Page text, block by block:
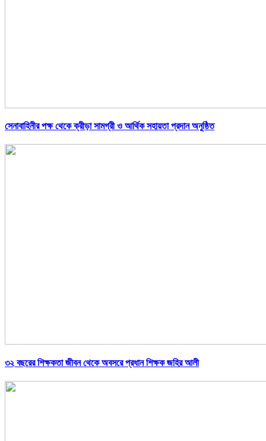
সেনাবাহিনীর পক্ষ থেকে ক্রীড়া সামগ্রী ও আর্থিক সহায়তা প্রদান অনুষ্ঠিত
৩২ বছরের শিক্ষকতা জীবন থেকে অবসরে প্রধান শিক্ষক জহির আলী